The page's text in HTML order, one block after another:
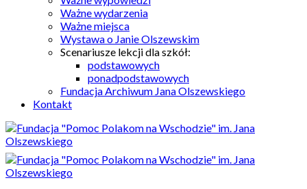
Ważne wydarzenia
Ważne miejsca
Wystawa o Janie Olszewskim
Scenariusze lekcji dla szkół:
podstawowych
ponadpodstawowych
Fundacja Archiwum Jana Olszewskiego
Kontakt